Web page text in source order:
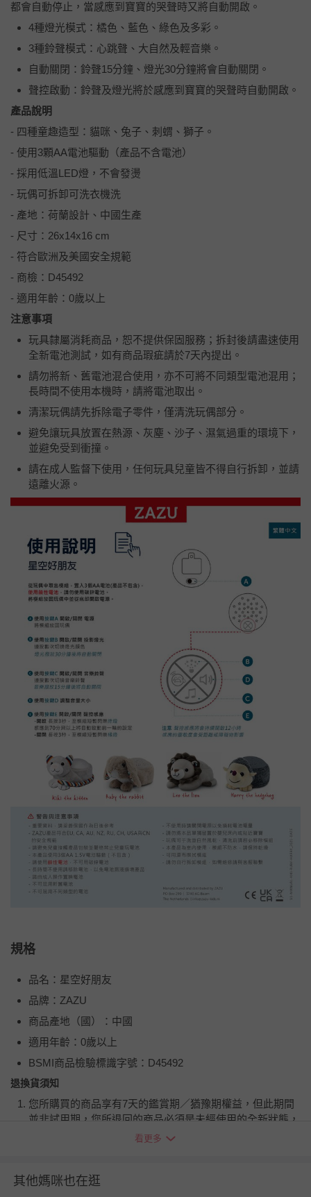
都會自動停止，當感應到寶寶的哭聲時又將自動開啟。
4種燈光模式：橘色、藍色、綠色及多彩。
3種鈴聲模式：心跳聲、大自然及輕音樂。
自動關閉：鈴聲15分鐘、燈光30分鐘將會自動關閉。
聲控啟動：鈴聲及燈光將於感應到寶寶的哭聲時自動開啟。
產品說明
- 四種童趣造型：貓咪、兔子、刺蝟、獅子。
- 使用3顆AA電池驅動（產品不含電池）
- 採用低溫LED燈，不會發燙
- 玩偶可拆卸可洗衣機洗
- 產地：荷蘭設計、中國生產
- 尺寸：26x14x16 cm
- 符合歐洲及美國安全規範
- 商檢：D45492
- 適用年齡：0歲以上
注意事項
玩具隸屬消耗商品，恕不提供保固服務；拆封後請盡速使用
全新電池測試，如有商品瑕疵請於7天內提出。
請勿將新、舊電池混合使用，亦不可將不同類型電池混用；
長時間不使用本機時，請將電池取出。
清潔玩偶請先拆除電子零件，僅清洗玩偶部分。
避免讓玩具放置在熱源、灰塵、沙子、濕氣過重的環境下，
並避免受到衝撞。
請在成人監督下使用，任何玩具兒童皆不得自行拆卸，並請
遠離火源。
規格
品名：星空好朋友
品牌：ZAZU
商品產地（國）：中國
適用年齡：0歲以上
BSMI商品檢驗標識字號：D45492
退換貨須知
您所購買的商品享有7天的鑑賞期／猶豫期權益，但此期間
並非試用期，您所退回的商品必須是未經使用的全新狀態，
包含完整包裝、配件、說明文件及贈品等。
瑕疵退換貨所產生的運費，將由媽咪愛負責處理，若非瑕疵
看更多
其他媽咪也在逛